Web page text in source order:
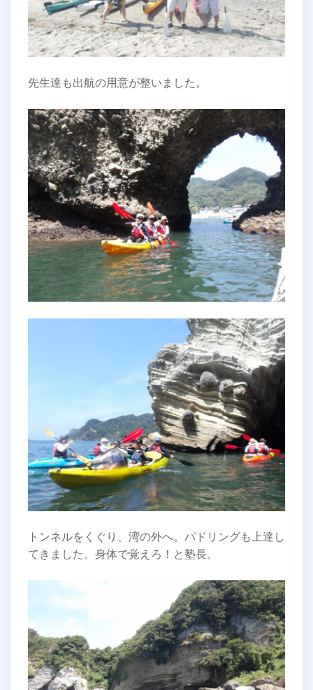
先生達も出航の用意が整いました。
トンネルをくぐり、湾の外へ。パドリングも上達し
てきました。身体で覚えろ！と塾長。